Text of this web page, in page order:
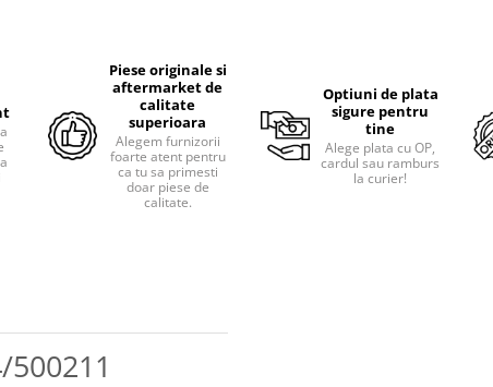
Piese originale si
aftermarket de
calitate
superioara
Alegem furnizorii
foarte atent pentru
ca tu sa primesti
doar piese de
calitate.
Optiuni de plata
sigure pentru
tine
Alege plata cu OP,
cardul sau ramburs
la curier!